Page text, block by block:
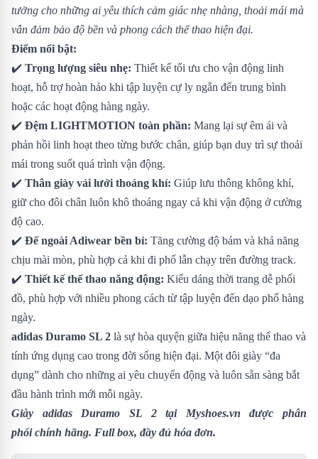
tưởng cho những ai yêu thích cảm giác nhẹ nhàng, thoải mái mà
vẫn đảm bảo độ bền và phong cách thể thao hiện đại.
Điểm nổi bật:
✔️ Trọng lượng siêu nhẹ: Thiết kế tối ưu cho vận động linh
hoạt, hỗ trợ hoàn hảo khi tập luyện cự ly ngắn đến trung bình
hoặc các hoạt động hàng ngày.
✔️ Đệm LIGHTMOTION toàn phần: Mang lại sự êm ái và
phản hồi linh hoạt theo từng bước chân, giúp bạn duy trì sự thoải
mái trong suốt quá trình vận động.
✔️ Thân giày vải lưới thoáng khí: Giúp lưu thông không khí,
giữ cho đôi chân luôn khô thoáng ngay cả khi vận động ở cường
độ cao.
✔️ Đế ngoài Adiwear bền bỉ: Tăng cường độ bám và khả năng
chịu mài mòn, phù hợp cả khi đi phố lẫn chạy trên đường track.
✔️ Thiết kế thể thao năng động: Kiểu dáng thời trang dễ phối
đồ, phù hợp với nhiều phong cách từ tập luyện đến dạo phố hàng
ngày.
adidas Duramo SL 2 là sự hòa quyện giữa hiệu năng thể thao và
tính ứng dụng cao trong đời sống hiện đại. Một đôi giày “đa
dụng” dành cho những ai yêu chuyển động và luôn sẵn sàng bắt
đầu hành trình mới mỗi ngày.
Giày adidas Duramo SL 2tại Myshoes.vn được phân
phối chính hãng. Full box, đầy đủ hóa đơn.